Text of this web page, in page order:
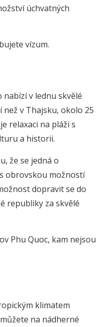
úchvatných
vízum.
v lednu skvělé
v Thajsku, okolo 25
relaxaci na pláži s
a historii.
že se jedná o
obrovskou možností
dopravit se do
republiky za skvělé
Phu Quoc, kam nejsou
klimatem
na nádherné